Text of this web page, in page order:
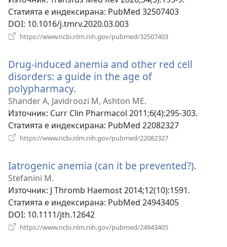
Статията е индексирана‎: PubMed 32507403
DOI‎: 10.1016/j.tmrv.2020.03.003
https://www.ncbi.nlm.nih.gov/pubmed/32507403
Drug-induced anemia and other red cell
disorders: a guide in the age of
polypharmacy.
нов
прозорец)
Shander A, Javidroozi M, Ashton ME.
Източник‎: Curr Clin Pharmacol 2011;6(4):295-303.
Статията е индексирана‎: PubMed 22082327
https://www.ncbi.nlm.nih.gov/pubmed/22082327
Iatrogenic anemia (can it be prevented?).
Stefanini M.
Източник‎: J Thromb Haemost 2014;12(10):1591.
Статията е индексирана‎: PubMed 24943405
DOI‎: 10.1111/jth.12642
https://www.ncbi.nlm.nih.gov/pubmed/24943405